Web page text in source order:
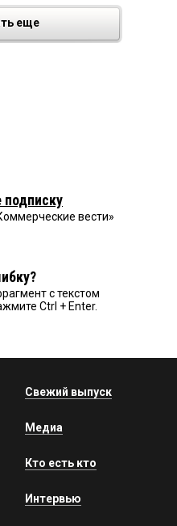
еще
вести»
с текстом
Ctrl + Enter.
Свежий выпуск
Медиа
Кто есть кто
Интервью